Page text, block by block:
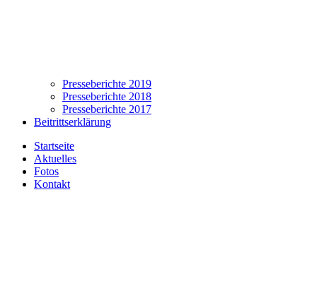
Presseberichte 2019
Presseberichte 2018
Presseberichte 2017
Beitrittserklärung
Startseite
Aktuelles
Fotos
Kontakt